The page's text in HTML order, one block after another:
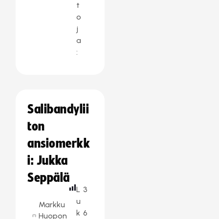
t
o
j
a
:
Salibandylii
ton
ansiomerkk
i: Jukka
Seppälä
Markku
Huopon
L
u
k
3
6